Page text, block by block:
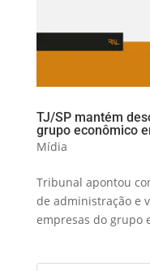
TJ/SP mantém
grupo econômico
Mídia
Tribunal apontou
de administração e
empresas do grupo